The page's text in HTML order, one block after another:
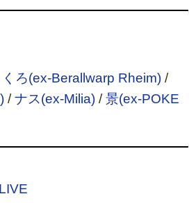
くろ(ex-Berallwarp Rheim)/
/ナス(ex-Milia)/景(ex-POKE